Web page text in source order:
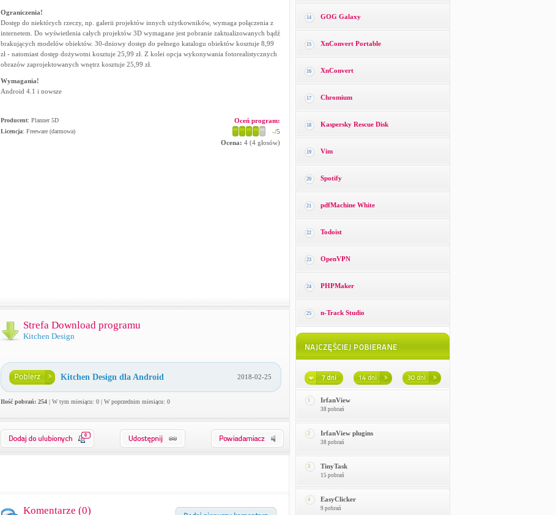
Ograniczenia!
Dostęp do niektórych rzeczy, np. galerii projektów innych użytkowników, wymaga połączenia z
internetem. Do wyświetlenia całych projektów 3D wymagane jest pobranie zaktualizowanych bądź
brakujących modelów obiektów. 30-dniowy dostęp do pełnego katalogu obiektów kosztuje 8,99
zł - natomiast dostęp dożywotni kosztuje 25,99 zł. Z kolei opcja wykonywania fotorealistycznych
obrazów zaprojektowanych wnętrz kosztuje 25,99 zł.
Wymagania!
Android 4.1 i nowsze
Producent: Planner 5D
Licencja: Freeware (darmowa)
Oceń program:
-/5
Ocena: 4(4głosów)
Strefa Download programu
Kitchen Design
Kitchen Design dla Android 2018-02-25
Ilość pobrań: 254| W tym miesiącu: 0 | W poprzednim miesiącu: 0
0
Komentarze (0)
14 GOG Galaxy
15 XnConvert Portable
16 XnConvert
17 Chromium
18 Kaspersky Rescue Disk
19 Vim
20 Spotify
21 pdfMachine White
22 Todoist
23 OpenVPN
24 PHPMaker
25 n-Track Studio
1 IrfanView
38 pobrań
2 IrfanView plugins
38 pobrań
3 TinyTask
15 pobrań
4 EasyClicker
9 pobrań